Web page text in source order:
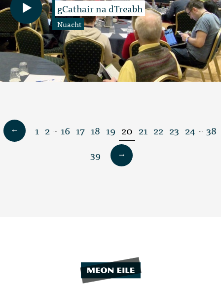
gCathair na dTreabh
Nuacht
1 2 … 16 17 18 19 20 21 22 23 24 … 38
39